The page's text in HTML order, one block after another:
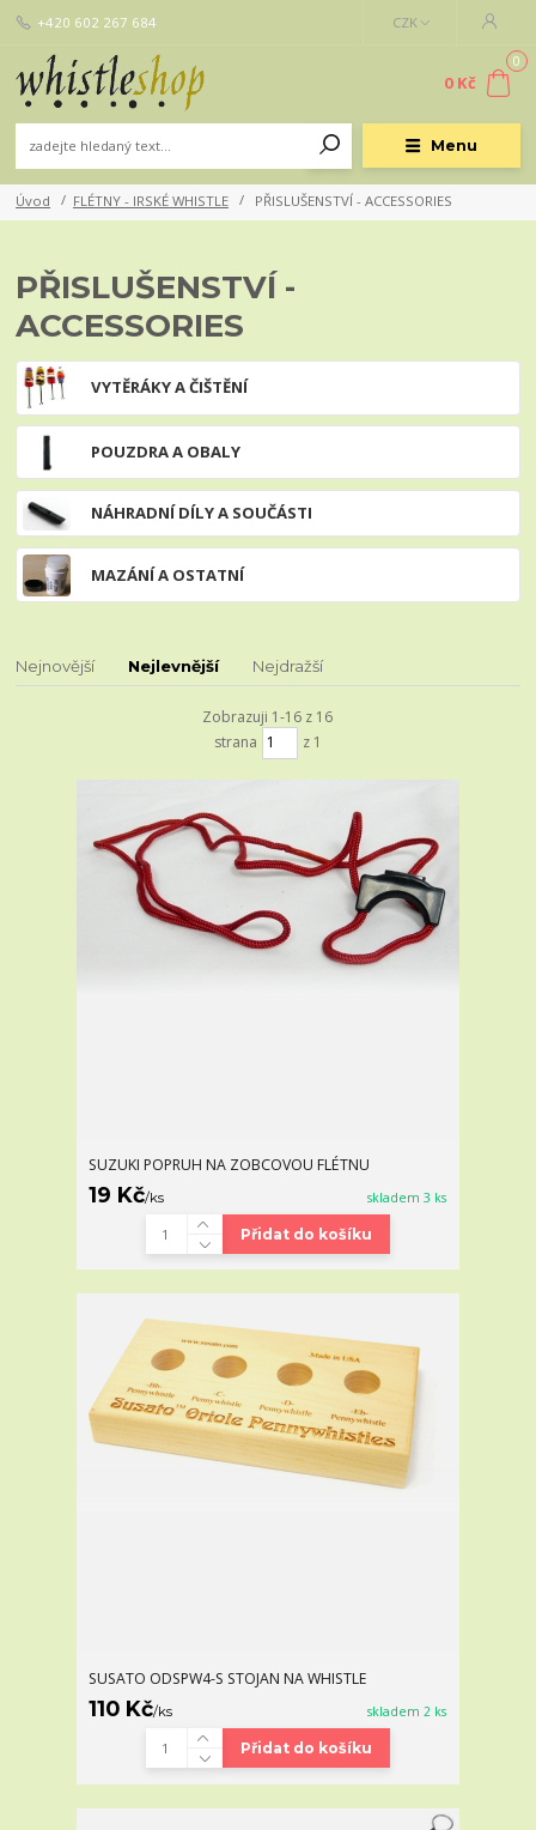
Menu
CZK
+420 602 267 684
0
0 Kč
Úvod FLÉTNY - IRSKÉ WHISTLE PŘISLUŠENSTVÍ - ACCESSORIES
PŘISLUŠENSTVÍ -
ACCESSORIES
VYTĚRÁKY A ČIŠTĚNÍ
POUZDRA A OBALY
NÁHRADNÍ DÍLY A SOUČÁSTI
MAZÁNÍ A OSTATNÍ
Nejnovější Nejlevnější Nejdražší
Zobrazuji 1-16 z 16
strana
z 1
SUZUKI POPRUH NA ZOBCOVOU FLÉTNU
19 Kč/ks skladem 3 ks
Přidat do košíku
SUSATO ODSPW4-S STOJAN NA WHISTLE
110 Kč/ks skladem 2 ks
Přidat do košíku